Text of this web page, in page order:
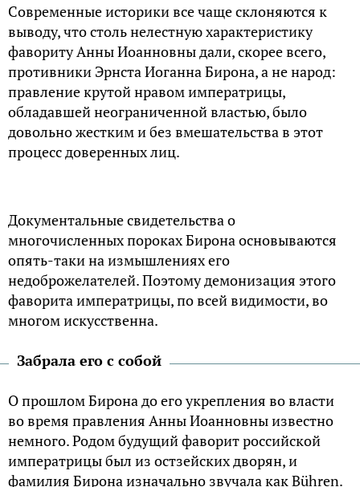
Современные историки все чаще склоняются к
выводу, что столь нелестную характеристику
фавориту Анны Иоанновны дали, скорее всего,
противники Эрнста Иоганна Бирона, а не народ:
правление крутой нравом императрицы,
обладавшей неограниченной властью, было
довольно жестким и без вмешательства в этот
процесс доверенных лиц.
Документальные свидетельства о
многочисленных пороках Бирона основываются
опять-таки на измышлениях его
недоброжелателей. Поэтому демонизация этого
фаворита императрицы, по всей видимости, во
многом искусственна.
Забрала его с собой
О прошлом Бирона до его укрепления во власти
во время правления Анны Иоанновны известно
немного. Родом будущий фаворит российской
императрицы был из остзейских дворян, и
фамилия Бирона изначально звучала как Bühren.